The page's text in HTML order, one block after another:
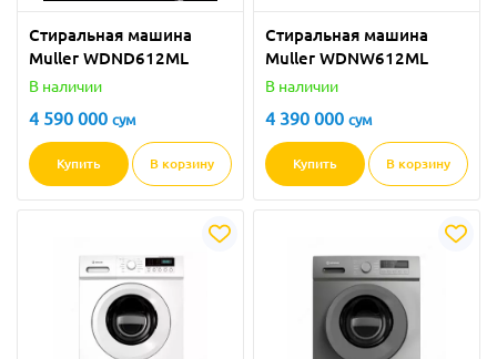
Стиральная машина
Muller WDND612ML
В наличии
4 590 000 сум
Купить В корзину
Стиральная машина
Muller WDNW612ML
В наличии
4 390 000 сум
Купить В корзину